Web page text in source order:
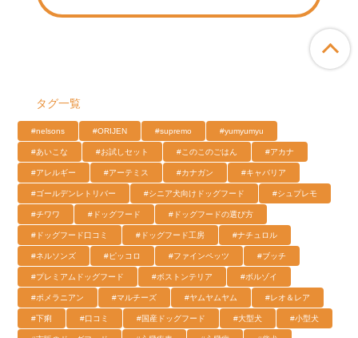
タグ一覧
#nelsons #ORIJEN #supremo #yumyumyu
#あいこな #お試しセット #このこのごはん #アカナ
#アレルギー #アーテミス #カナガン #キャバリア
#ゴールデンレトリバー #シニア犬向けドッグフード #シュプレモ
#チワワ #ドッグフード #ドッグフードの選び方
#ドッグフード口コミ #ドッグフード工房 #ナチュロル
#ネルソンズ #ピッコロ #ファインペッツ #ブッチ
#プレミアムドッグフード #ボストンテリア #ボルゾイ
#ポメラニアン #マルチーズ #ヤムヤムヤム #レオ＆レア
#下痢 #口コミ #国産ドッグフード #大型犬 #小型犬